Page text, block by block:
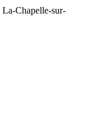
La-Chapelle-sur-